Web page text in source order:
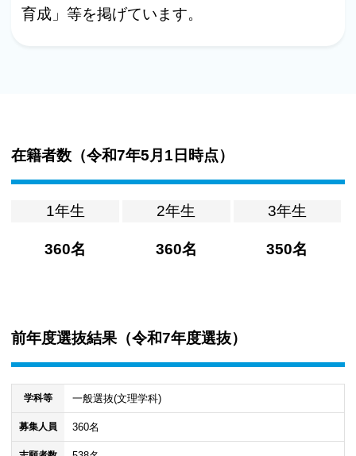
育成」等を掲げています。
在籍者数（令和7年5月1日時点）
1年生
360名
2年生
360名
3年生
350名
前年度選抜結果（令和7年度選抜）
学科等 一般選抜(文理学科)
募集人員 360名